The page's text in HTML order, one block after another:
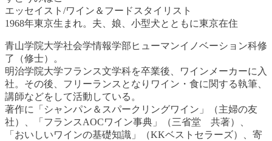
エッセイスト/ワイン＆フードスタイリスト
1968年東京生まれ。夫、娘、小型犬とともに東京在住
青山学院大学社会学情報学部ヒューマンイノベーション科修
了（修士）。
明治学院大学フランス文学科を卒業後、ワインメーカーに入
社。その後、フリーランスとなりワイン・食に関する執筆、
講師などをして活動している。
著作に「シャンパン＆スパークリングワイン」（主婦の友
社）、「フランスAOCワイン事典」（三省堂 共著）、
「おいしいワインの基礎知識」（KKベストセラーズ）、寄